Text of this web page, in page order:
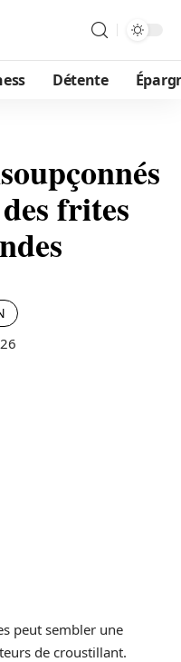
Détente
frites
peut sembler une
de croustillant.